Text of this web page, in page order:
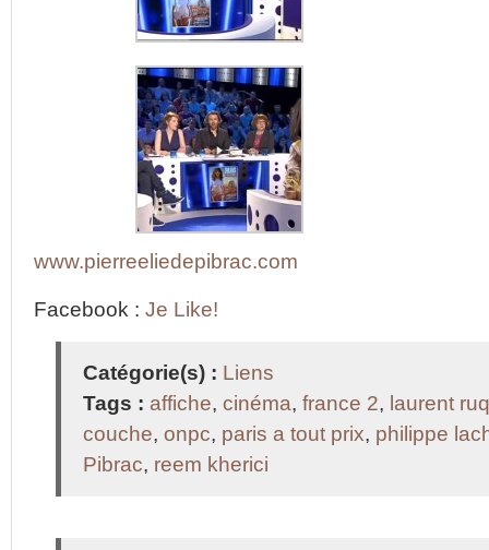
www.pierreeliedepibrac.com
Facebook : Je Like!
Catégorie(s) : Liens
Tags : affiche, cinéma, france 2, laurent
couche, onpc, paris a tout prix, philippe
Pibrac, reem kherici